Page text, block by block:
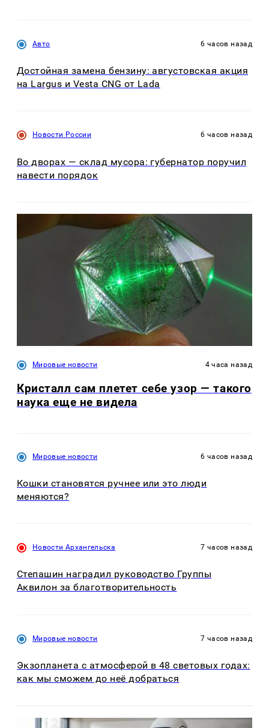
Авто 6 часов назад
Достойная замена бензину: августовская акция
на Largus и Vesta CNG от Lada
Новости России 6 часов назад
Во дворах — склад мусора: губернатор поручил
навести порядок
Мировые новости 4 часа назад
Кристалл сам плетет себе узор — такого
наука еще не видела
Мировые новости 6 часов назад
Кошки становятся ручнее или это люди
меняются?
Новости Архангельска 7 часов назад
Степашин наградил руководство Группы
Аквилон за благотворительность
Мировые новости 7 часов назад
Экзопланета с атмосферой в 48 световых годах:
как мы сможем до неё добраться